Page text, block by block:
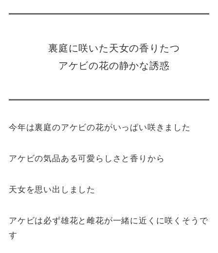
裏庭に咲いた天女の香りたつ
アケビの花の静かな誘惑
今年は裏庭のアケビの花がいっぱい咲きました
アケビの気品ある可愛らしさと香りから
天女を思い出しました
アケビは必ず雄花と雌花が一緒に近くに咲くそうで
す